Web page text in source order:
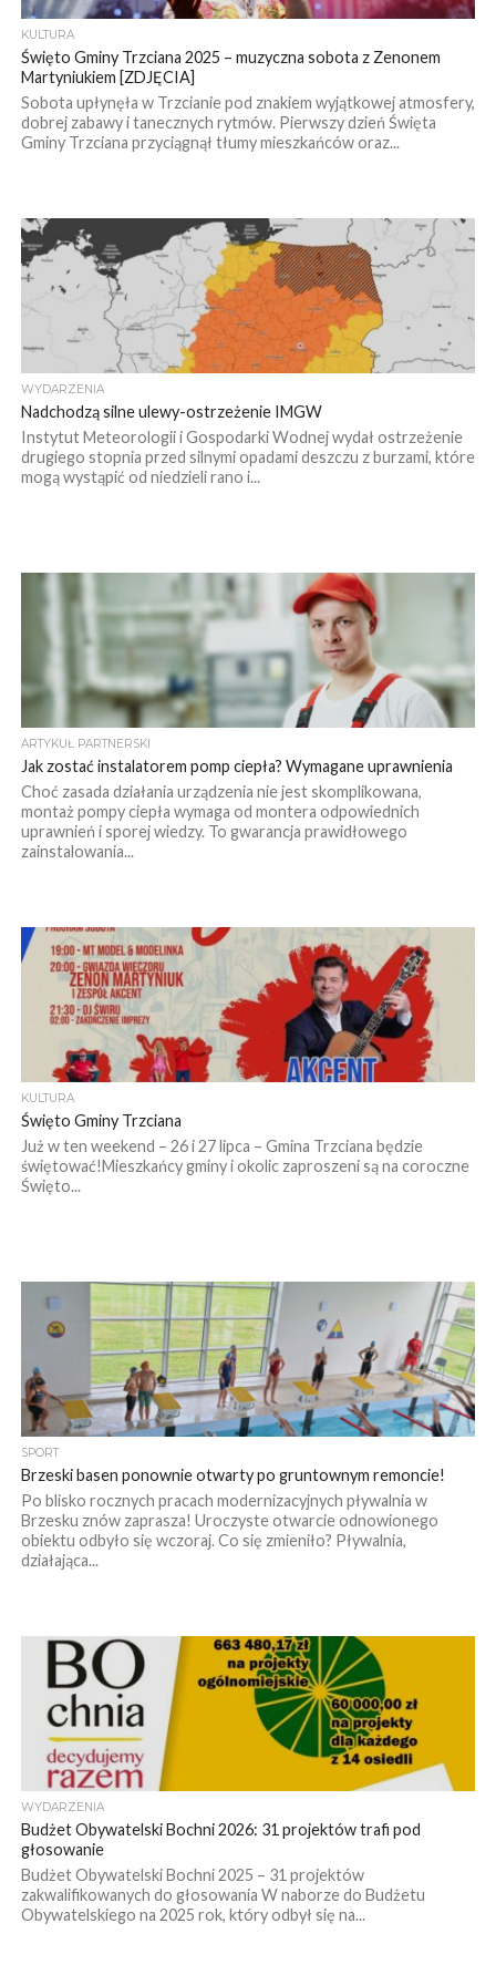
KULTURA
Święto Gminy Trzciana 2025 – muzyczna sobota z Zenonem
Martyniukiem [ZDJĘCIA]
Sobota upłynęła w Trzcianie pod znakiem wyjątkowej atmosfery,
dobrej zabawy i tanecznych rytmów. Pierwszy dzień Święta
Gminy Trzciana przyciągnął tłumy mieszkańców oraz...
WYDARZENIA
Nadchodzą silne ulewy-ostrzeżenie IMGW
Instytut Meteorologii i Gospodarki Wodnej wydał ostrzeżenie
drugiego stopnia przed silnymi opadami deszczu z burzami, które
mogą wystąpić od niedzieli rano i...
ARTYKUŁ PARTNERSKI
Jak zostać instalatorem pomp ciepła? Wymagane uprawnienia
Choć zasada działania urządzenia nie jest skomplikowana,
montaż pompy ciepła wymaga od montera odpowiednich
uprawnień i sporej wiedzy. To gwarancja prawidłowego
zainstalowania...
KULTURA
Święto Gminy Trzciana
Już w ten weekend – 26 i 27 lipca – Gmina Trzciana będzie
świętować!Mieszkańcy gminy i okolic zaproszeni są na coroczne
Święto...
SPORT
Brzeski basen ponownie otwarty po gruntownym remoncie!
Po blisko rocznych pracach modernizacyjnych pływalnia w
Brzesku znów zaprasza! Uroczyste otwarcie odnowionego
obiektu odbyło się wczoraj. Co się zmieniło? Pływalnia,
działająca...
WYDARZENIA
Budżet Obywatelski Bochni 2026: 31 projektów trafi pod
głosowanie
Budżet Obywatelski Bochni 2025 – 31 projektów
zakwalifikowanych do głosowania W naborze do Budżetu
Obywatelskiego na 2025 rok, który odbył się na...